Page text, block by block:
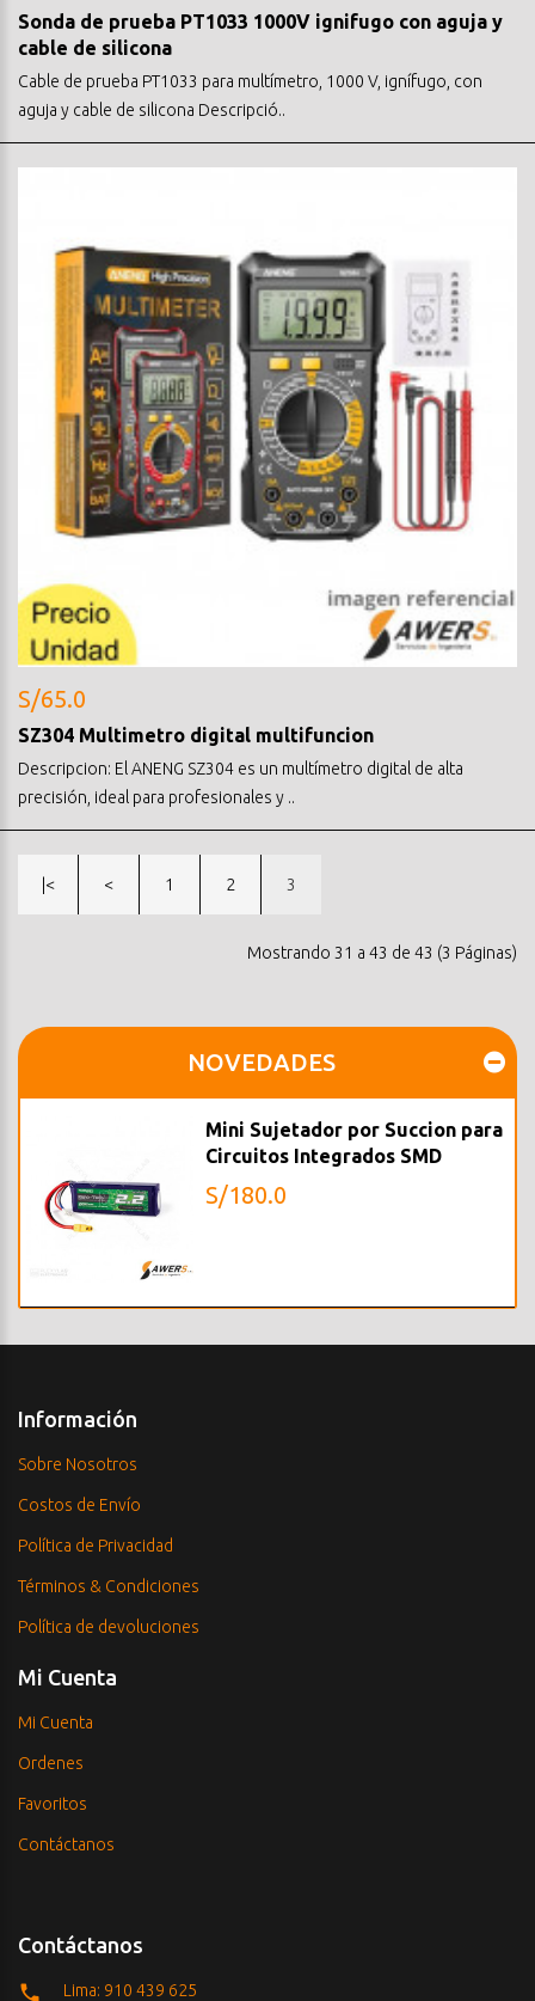
Sonda de prueba PT1033 1000V ignifugo con aguja y
cable de silicona
Cable de prueba PT1033 para multímetro, 1000 V, ignífugo, con
aguja y cable de silicona Descripció..
S/65.0
SZ304 Multimetro digital multifuncion
Descripcion: El ANENG SZ304 es un multímetro digital de alta
precisión, ideal para profesionales y ..
|< < 1 2 3
Mostrando 31 a 43 de 43 (3 Páginas)
NOVEDADES
Mini Sujetador por Succion para
Circuitos Integrados SMD
S/180.0
Información
Sobre Nosotros
Costos de Envío
Política de Privacidad
Términos & Condiciones
Política de devoluciones
Mi Cuenta
Mi Cuenta
Ordenes
Favoritos
Contáctanos
Contáctanos
Lima: 910 439 625